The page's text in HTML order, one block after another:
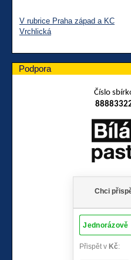
V rubrice Praha západ a KC
Vrchlická
Podpora
Číslo